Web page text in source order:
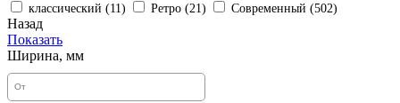
классический (11) Ретро (21) Современный (502)
Назад
Показать
Ширина, мм